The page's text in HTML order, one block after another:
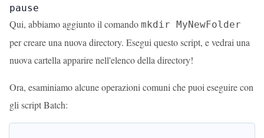
pause
Qui, abbiamo aggiunto il comando mkdir MyNewFolder
per creare una nuova directory. Esegui questo script, e vedrai una
nuova cartella apparire nell'elenco della directory!
Ora, esaminiamo alcune operazioni comuni che puoi eseguire con
gli script Batch: